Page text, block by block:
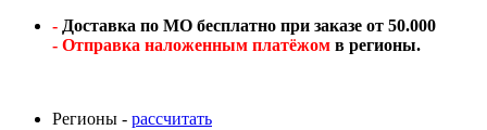
- Доставка по МО бесплатно при заказе от 50.000
- Отправка наложенным платёжом в регионы.
Регионы - рассчитать